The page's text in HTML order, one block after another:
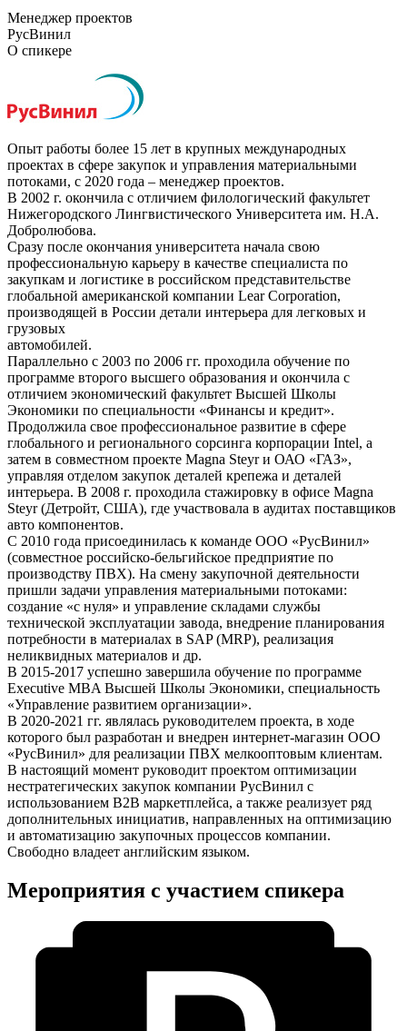
Менеджер проектов
РусВинил
О спикере
Опыт работы более 15 лет в крупных международных
проектах в сфере закупок и управления материальными
потоками, с 2020 года – менеджер проектов.
В 2002 г. окончила с отличием филологический факультет
Нижегородского Лингвистического Университета им. Н.А.
Добролюбова.
Сразу после окончания университета начала свою
профессиональную карьеру в качестве специалиста по
закупкам и логистике в российском представительстве
глобальной американской компании Lear Corporation,
производящей в России детали интерьера для легковых и
грузовых
автомобилей.
Параллельно с 2003 по 2006 гг. проходила обучение по
программе второго высшего образования и окончила с
отличием экономический факультет Высшей Школы
Экономики по специальности «Финансы и кредит».
Продолжила свое профессиональное развитие в сфере
глобального и регионального сорсинга корпорации Intel, а
затем в совместном проекте Magna Steyr и ОАО «ГАЗ»,
управляя отделом закупок деталей крепежа и деталей
интерьера. В 2008 г. проходила стажировку в офисе Magna
Steyr (Детройт, США), где участвовала в аудитах поставщиков
авто компонентов.
C 2010 года присоединилась к команде ООО «РусВинил»
(совместное российско-бельгийское предприятие по
производству ПВХ). На смену закупочной деятельности
пришли задачи управления материальными потоками:
создание «с нуля» и управление складами службы
технической эксплуатации завода, внедрение планирования
потребности в материалах в SAP (MRP), реализация
неликвидных материалов и др.
В 2015-2017 успешно завершила обучение по программе
Executive MBA Высшей Школы Экономики, специальность
«Управление развитием организации».
В 2020-2021 гг. являлась руководителем проекта, в ходе
которого был разработан и внедрен интернет-магазин ООО
«РусВинил» для реализации ПВХ мелкооптовым клиентам.
В настоящий момент руководит проектом оптимизации
нестратегических закупок компании РусВинил с
использованием B2B маркетплейса, а также реализует ряд
дополнительных инициатив, направленных на оптимизацию
и автоматизацию закупочных процессов компании.
Свободно владеет английским языком.
Мероприятия с участием спикера